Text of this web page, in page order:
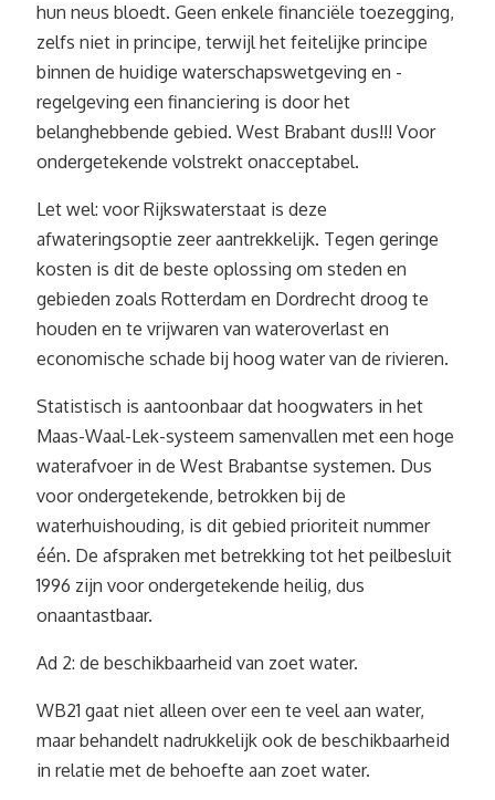
hun neus bloedt. Geen enkele financiële toezegging,
zelfs niet in principe, terwijl het feitelijke principe
binnen de huidige waterschapswetgeving en -
regelgeving een financiering is door het
belanghebbende gebied. West Brabant dus!!! Voor
ondergetekende volstrekt onacceptabel.
Let wel: voor Rijkswaterstaat is deze
afwateringsoptie zeer aantrekkelijk. Tegen geringe
kosten is dit de beste oplossing om steden en
gebieden zoals Rotterdam en Dordrecht droog te
houden en te vrijwaren van wateroverlast en
economische schade bij hoog water van de rivieren.
Statistisch is aantoonbaar dat hoogwaters in het
Maas-Waal-Lek-systeem samenvallen met een hoge
waterafvoer in de West Brabantse systemen. Dus
voor ondergetekende, betrokken bij de
waterhuishouding, is dit gebied prioriteit nummer
één. De afspraken met betrekking tot het peilbesluit
1996 zijn voor ondergetekende heilig, dus
onaantastbaar.
Ad 2: de beschikbaarheid van zoet water.
WB21 gaat niet alleen over een te veel aan water,
maar behandelt nadrukkelijk ook de beschikbaarheid
in relatie met de behoefte aan zoet water.